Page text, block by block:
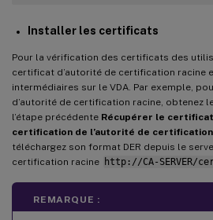
Installer les certificats
Pour la vérification des certificats des
certificat d’autorité de certification racine
intermédiaires sur le VDA. Par exemple,
d’autorité de certification racine, obtenez
l’étape précédente Récupérer le
certification de l’autorité de
téléchargez son format DER depuis le
certification racine http://CA-SERVER/
REMARQUE :